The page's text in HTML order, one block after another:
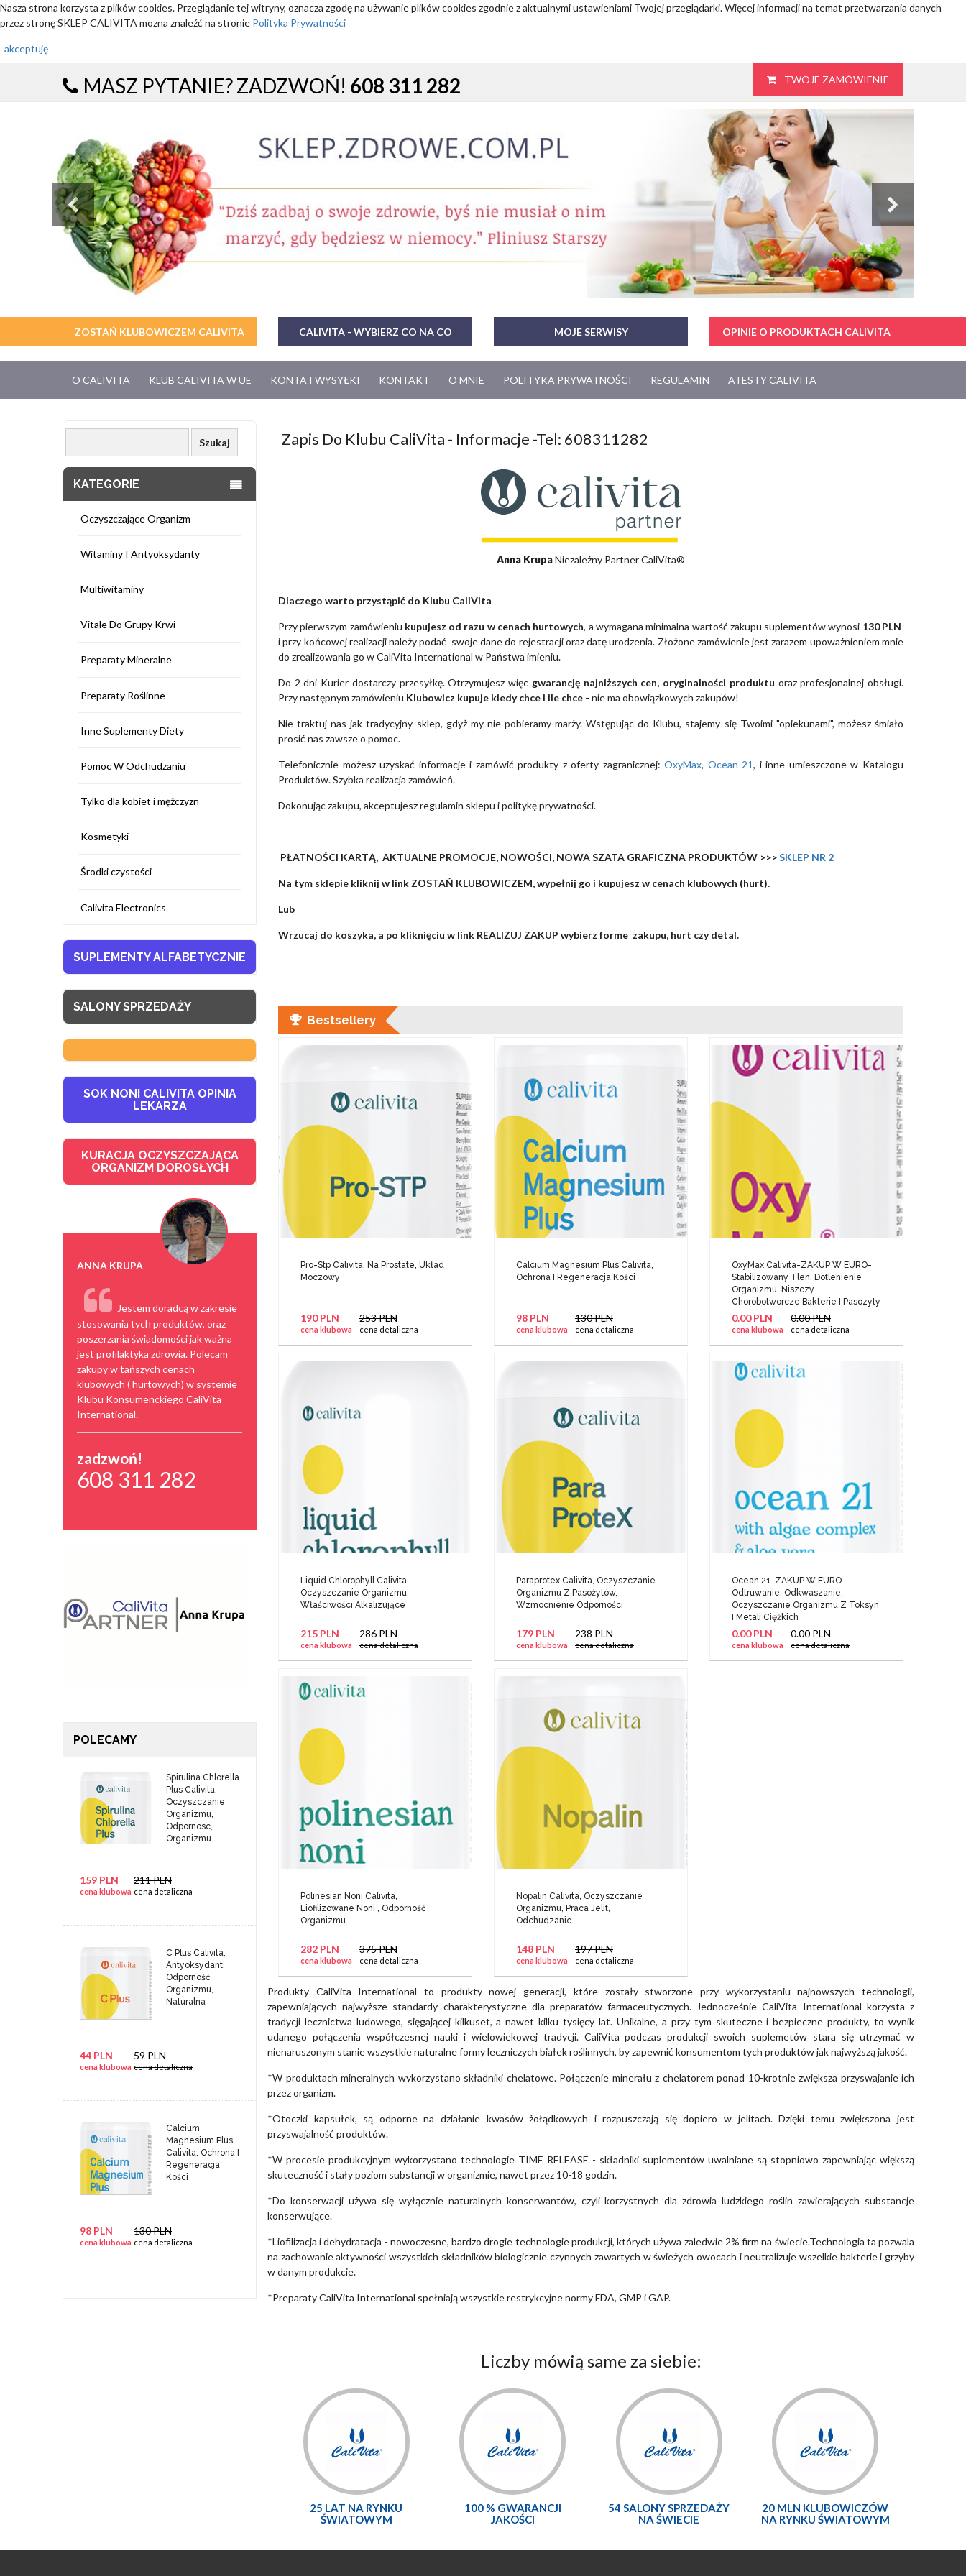
Nasza strona korzysta z plików cookies. Przeglądanie tej witryny, oznacza zgodę na używanie plików cookies zgodnie z aktualnymi ustawieniami Twojej przeglądarki. Więcej informacji na temat przetwarzania danych
przez stronę SKLEP CALIVITA mozna znaleźć na stronie Polityka Prywatności
akceptuję
MASZ PYTANIE? ZADZWOŃ! 608 311 282 TWOJE ZAMÓWIENIE
ZOSTAŃ KLUBOWICZEM CALIVITA CALIVITA - WYBIERZ CO NA CO MOJE SERWISY OPINIE O PRODUKTACH CALIVITA
O CALIVITA KLUB CALIVITA W UE KONTA I WYSYŁKI KONTAKT O MNIE POLITYKA PRYWATNOŚCI REGULAMIN ATESTY CALIVITA
KATEGORIE
Oczyszczające Organizm
Witaminy I Antyoksydanty
Multiwitaminy
Vitale Do Grupy Krwi
Preparaty Mineralne
Preparaty Roślinne
Inne Suplementy Diety
Pomoc W Odchudzaniu
Tylko dla kobiet i mężczyzn
Kosmetyki
Środki czystości
Calivita Electronics
SUPLEMENTY ALFABETYCZNIE
SALONY SPRZEDAŻY
SOK NONI CALIVITA OPINIA
LEKARZA
KURACJA OCZYSZCZAJĄCA
ORGANIZM DOROSŁYCH
ANNA KRUPA
Jestem doradcą w zakresie
stosowania tych produktów, oraz
poszerzania świadomości jak ważna
jest profilaktyka zdrowia. Polecam
zakupy w tańszych cenach
klubowych ( hurtowych) w systemie
Klubu Konsumenckiego CaliVita
International.
zadzwoń!
608 311 282
POLECAMY
Spirulina Chlorella
Plus Calivita,
Oczyszczanie
Organizmu,
Odpornosc,
Organizmu
159 PLN
cena klubowa
211 PLN
cena detaliczna
C Plus Calivita,
Antyoksydant,
Odporność
Organizmu,
Naturalna
44 PLN
cena klubowa
59 PLN
cena detaliczna
Calcium
Magnesium Plus
Calivita, Ochrona I
Regeneracja
Kości
98 PLN
cena klubowa
130 PLN
cena detaliczna
Zapis Do Klubu CaliVita - Informacje -Tel: 608311282
Anna KrupaNiezależny Partner CaliVita®
Dlaczego warto przystąpić do Klubu CaliVita
Przy pierwszym zamówieniu kupujesz od razu w cenach hurtowych, a wymagana minimalna wartość zakupu suplementów wynosi 130 PLN
i przy końcowej realizacji należy podać swoje dane do rejestracji oraz datę urodzenia. Złożone zamówienie jest zarazem upoważnieniem mnie
do zrealizowania go w CaliVita International w Państwa imieniu.
Do 2 dni Kurier dostarczy przesyłkę. Otrzymujesz więc gwarancję najniższych cen, oryginalności produktu oraz profesjonalnej obsługi.
Przy następnym zamówieniu Klubowicz kupuje kiedy chce i ile chce - nie ma obowiązkowych zakupów!
Nie traktuj nas jak tradycyjny sklep, gdyż my nie pobieramy marży. Wstępując do Klubu, stajemy się Twoimi "opiekunami", możesz śmiało
prosić nas zawsze o pomoc.
Telefonicznie możesz uzyskać informacje i zamówić produkty z oferty zagranicznej: OxyMax, Ocean 21, i inne umieszczone w Katalogu
Produktów. Szybka realizacja zamówień.
Dokonując zakupu, akceptujesz regulamin sklepu i politykę prywatności.
-----------------------------------------------------------------------------------------------------------------------------------------------------
PŁATNOŚCI KARTĄ, AKTUALNE PROMOCJE, NOWOŚCI, NOWA SZATA GRAFICZNA PRODUKTÓW >>>SKLEP NR 2
Na tym sklepie kliknij w link ZOSTAŃ KLUBOWICZEM, wypełnij go i kupujesz w cenach klubowych (hurt).
Lub
Wrzucaj do koszyka, a po kliknięciu w link REALIZUJ ZAKUP wybierz forme zakupu, hurt czy detal.
Bestsellery
Pro-Stp Calivita, Na Prostate, Układ
Moczowy
190 PLN
cena klubowa
253 PLN
cena detaliczna
Calcium Magnesium Plus Calivita,
Ochrona I Regeneracja Kości
98 PLN
cena klubowa
130 PLN
cena detaliczna
OxyMax Calivita-ZAKUP W EURO-
Stabilizowany Tlen, Dotlenienie
Organizmu, Niszczy
Chorobotworcze Bakterie I Pasozyty
0.00 PLN
cena klubowa
0.00 PLN
cena detaliczna
Liquid Chlorophyll Calivita,
Oczyszczanie Organizmu,
Właściwości Alkalizujące
215 PLN
cena klubowa
286 PLN
cena detaliczna
Paraprotex Calivita, Oczyszczanie
Organizmu Z Pasożytów,
Wzmocnienie Odporności
179 PLN
cena klubowa
238 PLN
cena detaliczna
Ocean 21-ZAKUP W EURO-
Odtruwanie, Odkwaszanie,
Oczyszczanie Organizmu Z Toksyn
I Metali Ciężkich
0.00 PLN
cena klubowa
0.00 PLN
cena detaliczna
Polinesian Noni Calivita,
Liofilizowane Noni , Odporność
Organizmu
282 PLN
cena klubowa
375 PLN
cena detaliczna
Nopalin Calivita, Oczyszczanie
Organizmu, Praca Jelit,
Odchudzanie
148 PLN
cena klubowa
197 PLN
cena detaliczna
Produkty CaliVita International to produkty nowej generacji, które zostały stworzone przy wykorzystaniu najnowszych technologii,
zapewniających najwyższe standardy charakterystyczne dla preparatów farmaceutycznych. Jednocześnie CaliVita International korzysta z
tradycji lecznictwa ludowego, sięgającej kilkuset, a nawet kilku tysięcy lat. Unikalne, a przy tym skuteczne i bezpieczne produkty, to wynik
udanego połączenia współczesnej nauki i wielowiekowej tradycji. CaliVita podczas produkcji swoich suplemetów stara się utrzymać w
nienaruszonym stanie wszystkie naturalne formy leczniczych białek roślinnych, by zapewnić konsumentom tych produktów jak najwyższą jakość.
*W produktach mineralnych wykorzystano składniki chelatowe. Połączenie minerału z chelatorem ponad 10-krotnie zwiększa przyswajanie ich
przez organizm.
*Otoczki kapsułek, są odporne na działanie kwasów żołądkowych i rozpuszczają się dopiero w jelitach. Dzięki temu zwiększona jest
przyswajalność produktów.
*W procesie produkcyjnym wykorzystano technologie TIME RELEASE - składniki suplementów uwalniane są stopniowo zapewniając większą
skuteczność i stały poziom substancji w organizmie, nawet przez 10-18 godzin.
*Do konserwacji używa się wyłącznie naturalnych konserwantów, czyli korzystnych dla zdrowia ludzkiego roślin zawierających substancje
konserwujące.
*Liofilizacja i dehydratacja - nowoczesne, bardzo drogie technologie produkcji, których używa zaledwie 2% firm na świecie.Technologia ta pozwala
na zachowanie aktywności wszystkich składników biologicznie czynnych zawartych w świeżych owocach i neutralizuje wszelkie bakterie i grzyby
w danym produkcie.
*Preparaty CaliVita International spełniają wszystkie restrykcyjne normy FDA, GMP i GAP.
Liczby mówią same za siebie:
25 LAT NA RYNKU
ŚWIATOWYM
100 % GWARANCJI
JAKOŚCI
54 SALONY SPRZEDAŻY
NA ŚWIECIE
20 MLN KLUBOWICZÓW
NA RYNKU ŚWIATOWYM